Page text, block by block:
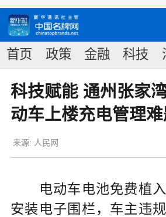
首页 政策 金融 科技
科技赋能 通州张家
动车上楼充电管理
来源: 人民网
电动车电池免费植入
安装电子围栏，车主违